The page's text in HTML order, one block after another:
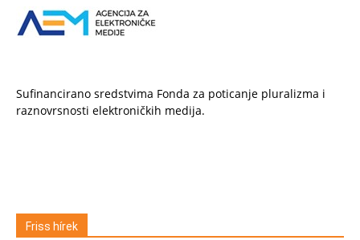
Sufinancirano sredstvima Fonda za poticanje pluralizma i
raznovrsnosti elektroničkih medija.
Friss hírek